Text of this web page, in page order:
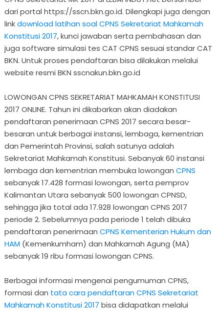
dari portal https://sscn.bkn.go.id. Dilengkapi juga dengan
linkdownload latihan soal CPNS Sekretariat Mahkamah
Konstitusi 2017, kunci jawaban serta pembahasan dan
juga software simulasi tes CAT CPNS sesuai standar CAT
BKN. Untuk proses pendaftaran bisa dilakukan melalui
website resmi BKN sscnakun.bkn.go.id
LOWONGAN CPNS SEKRETARIAT MAHKAMAH KONSTITUSI
2017 ONLINE. Tahun ini dikabarkan akan diadakan
pendaftaran penerimaan CPNS 2017 secara besar-
besaran untuk berbagai instansi, lembaga, kementrian
dan Pemerintah Provinsi, salah satunya adalah
Sekretariat Mahkamah Konstitusi. Sebanyak 60 instansi
lembaga dan kementrian membuka lowongan CPNS
sebanyak 17.428 formasi lowongan, serta pemprov
Kalimantan Utara sebanyak 500 lowongan CPNSD,
sehingga jika total ada 17.928 lowongan CPNS 2017
periode 2. Sebelumnya pada periode 1 telah dibuka
pendaftaran penerimaan CPNS Kementerian Hukum dan
HAM(Kemenkumham) dan Mahkamah Agung (MA)
sebanyak 19 ribu formasi lowongan CPNS.
Berbagai informasi mengenai pengumuman CPNS,
formasi dan tata cara pendaftaran CPNS Sekretariat
Mahkamah Konstitusi 2017 bisa didapatkan melalui